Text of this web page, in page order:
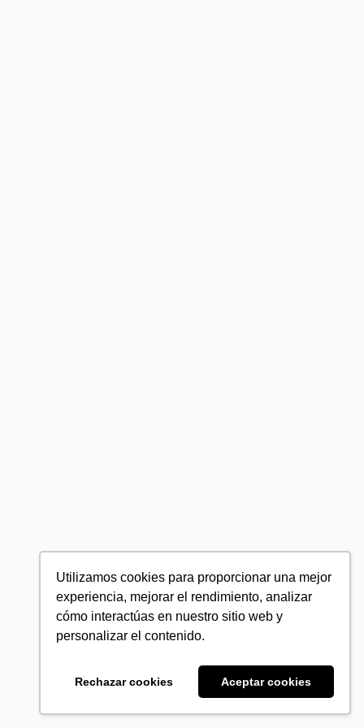
Utilizamos cookies para proporcionar una mejor
experiencia, mejorar el rendimiento, analizar
cómo interactúas en nuestro sitio web y
personalizar el contenido.
Rechazar cookies Aceptar cookies